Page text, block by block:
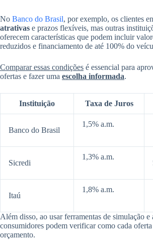
No Banco do Brasil, por exemplo, os clientes
atrativas e prazos flexíveis, mas outras
oferecem características que podem incluir
reduzidos e financiamento de até 100% do
Comparar essas condições é essencial para
ofertas e fazer uma escolha informada.
Instituição Taxa de Juros
Banco do Brasil
1,5% a.m.
Sicredi
1,3% a.m.
Itaú
1,8% a.m.
Além disso, ao usar ferramentas de simulação e
consumidores podem verificar como cada oferta
orçamento.